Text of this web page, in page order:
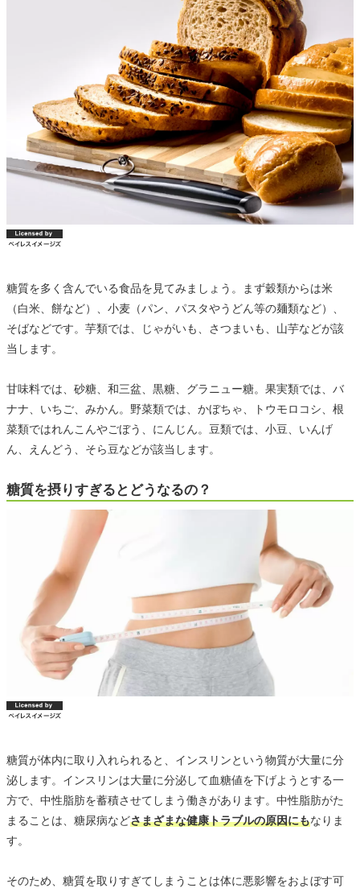
糖質を多く含んでいる食品を見てみましょう。まず穀類からは米
（白米、餅など）、小麦（パン、パスタやうどん等の麺類など）、
そばなどです。芋類では、じゃがいも、さつまいも、山芋などが該
当します。
甘味料では、砂糖、和三盆、黒糖、グラニュー糖。果実類では、バ
ナナ、いちご、みかん。野菜類では、かぼちゃ、トウモロコシ、根
菜類ではれんこんやごぼう、にんじん。豆類では、小豆、いんげ
ん、えんどう、そら豆などが該当します。
糖質を摂りすぎるとどうなるの？
糖質が体内に取り入れられると、インスリンという物質が大量に分
泌します。インスリンは大量に分泌して血糖値を下げようとする一
方で、中性脂肪を蓄積させてしまう働きがあります。中性脂肪がた
まることは、糖尿病などさまざまな健康トラブルの原因にもなりま
す。
そのため、糖質を取りすぎてしまうことは体に悪影響をおよぼす可